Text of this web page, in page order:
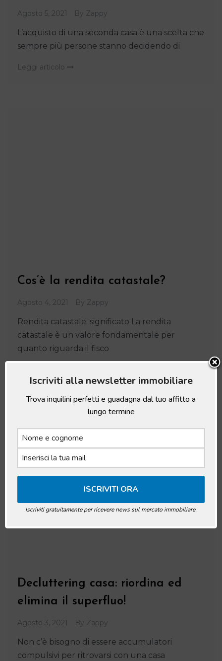
Agosto 5, 2021 By Zappy
L’acquisto di una seconda casa è una scelta che
sempre più persone stanno decidendo di
Leggi articolo
Cos’è la rendita catastale?
Agosto 4, 2021 By Zappy
Rendita catastale: significato La rendita
catastale è un valore fondamentale per
quanto riguarda il fisco
Decluttering casa: riordina ed
elimina il superfluo!
Agosto 3, 2021 By Zappy
Non c’è bisogno di essere accumulatori
compulsivi per ritrovarsi con una casa
Iscriviti alla newsletter immobiliare
Trova inquilini perfetti e guadagna dal tuo affitto a
lungo termine
Iscriviti gratuitamente per ricevere news sul mercato immobiliare.